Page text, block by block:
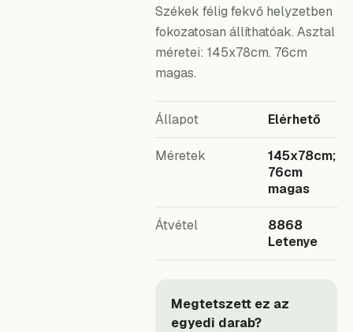
Székek félig fekvő helyzetben
fokozatosan állíthatóak. Asztal
méretei: 145x78cm. 76cm
magas.
Állapot Elérhető
Méretek
145x78cm;
76cm
magas
Átvétel
8868
Letenye
Megtetszett ez az
egyedi darab?